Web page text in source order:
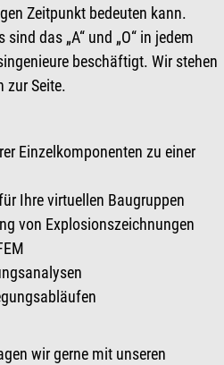
Zeitpunkt bedeuten kann.
das „A“ und „O“ in jedem
beschäftigt. Wir stehen
zur Seite.
Einzelkomponenten zu einer
Ihre virtuellen Baugruppen
von Explosionszeichnungen
wir gerne mit unseren